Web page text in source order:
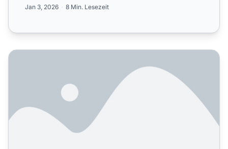
Jan 3, 2026 8 Min. Lesezeit
Wie beeinflusst JavaScript-Rendering die Sichtbarkeit in